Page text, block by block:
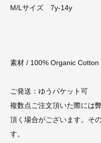
M/Lサイズ 7y-14y
素材 / 100% Organic Cotton
ご発送：ゆうパケット可
複数点ご注文頂いた際には
頂く場合がございます。そ
す。